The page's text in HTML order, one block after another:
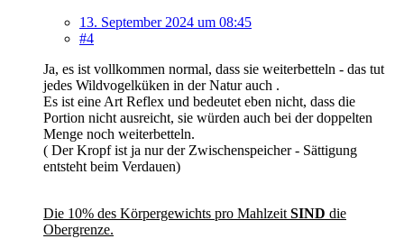
13. September 2024 um 08:45
#4
Ja, es ist vollkommen normal, dass sie weiterbetteln - das tut
jedes Wildvogelküken in der Natur auch .
Es ist eine Art Reflex und bedeutet eben nicht, dass die
Portion nicht ausreicht, sie würden auch bei der doppelten
Menge noch weiterbetteln.
( Der Kropf ist ja nur der Zwischenspeicher - Sättigung
entsteht beim Verdauen)
Die 10% des Körpergewichts pro Mahlzeit SIND die
Obergrenze.